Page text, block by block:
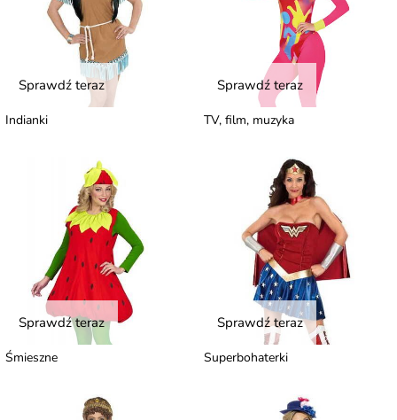
Sprawdź teraz
Indianki
Sprawdź teraz
TV, film, muzyka
Sprawdź teraz
Śmieszne
Sprawdź teraz
Superbohaterki